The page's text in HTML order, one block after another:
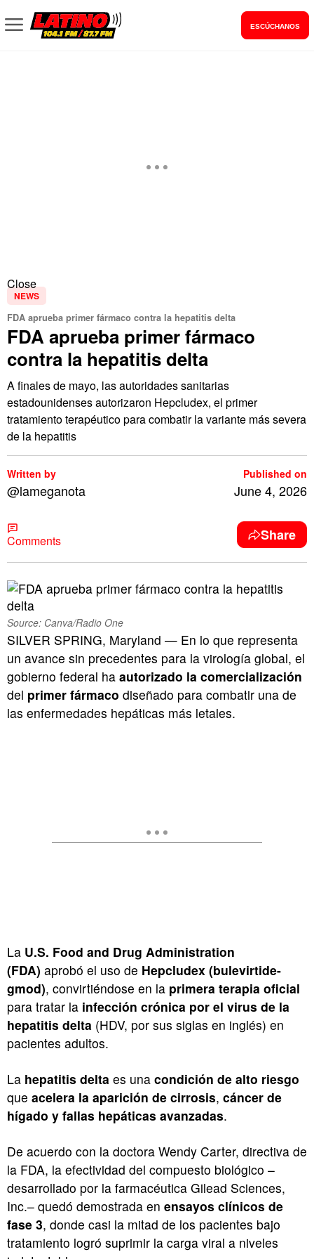
ESCÚCHANOS
Close
NEWS
FDA aprueba primer fármaco contra la hepatitis delta
FDA aprueba primer fármaco
contra la hepatitis delta
A finales de mayo, las autoridades sanitarias
estadounidenses autorizaron Hepcludex, el primer
tratamiento terapéutico para combatir la variante más severa
de la hepatitis
Written by
@lameganota
Published on
June 4, 2026
Comments Share
Source: Canva/Radio One
SILVER SPRING, Maryland — En lo que representa
un avance sin precedentes para la virología global, el
gobierno federal ha autorizado la comercialización
del primer fármaco diseñado para combatir una de
las enfermedades hepáticas más letales.
La U.S. Food and Drug Administration
(FDA) aprobó el uso de Hepcludex (bulevirtide-
gmod), convirtiéndose en la primera terapia oficial
para tratar la infección crónica por el virus de la
hepatitis delta (HDV, por sus siglas en inglés) en
pacientes adultos.
La hepatitis delta es una condición de alto riesgo
que acelera la aparición de cirrosis, cáncer de
hígado y fallas hepáticas avanzadas.
De acuerdo con la doctora Wendy Carter, directiva de
la FDA, la efectividad del compuesto biológico –
desarrollado por la farmacéutica Gilead Sciences,
Inc.– quedó demostrada en ensayos clínicos de
fase 3, donde casi la mitad de los pacientes bajo
tratamiento logró suprimir la carga viral a niveles